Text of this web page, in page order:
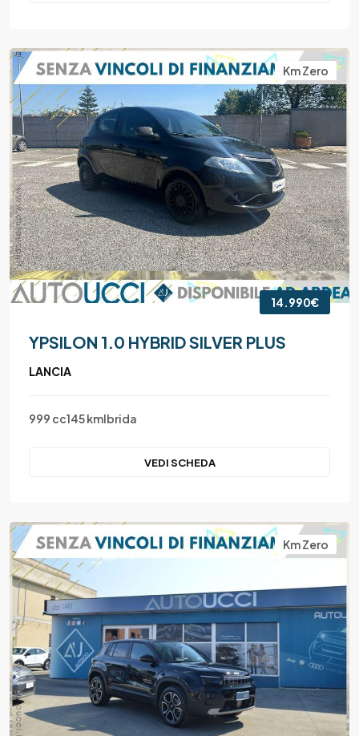
Km Zero
14.990€
YPSILON 1.0 HYBRID SILVER PLUS
LANCIA
999 cc145 kmIbrida
VEDI SCHEDA
Km Zero